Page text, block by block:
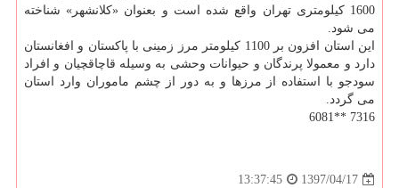
1600 كیلومتری تهران واقع شده است و بعنوان «كلانشهر» شناخته
می شود.
این استان افزون بر 1100 كیلومتر مرز زمینی با پاكستان و افغانستان
دارد و معمولا پرندگان و حیوانات وحشی به وسیله قاچاقچیان و افراد
سودجو با استفاده از مرزها و به دور از چشم ماموران وارد استان
می گردد.
7316 **6081
1397/04/17
13:37:45